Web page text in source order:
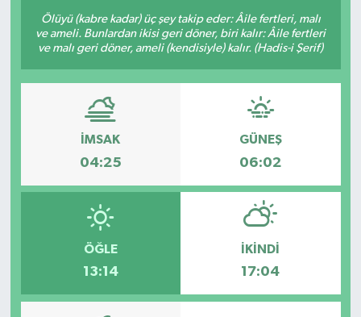
Ölüyü (kabre kadar) üç şey takip eder: Âile fertleri, malı
ve ameli. Bunlardan ikisi geri döner, biri kalır: Âile fertleri
ve malı geri döner, ameli (kendisiyle) kalır. (Hadis-i Şerif)
İMSAK
04:25
GÜNEŞ
06:02
ÖĞLE
13:14
İKINDI
17:04